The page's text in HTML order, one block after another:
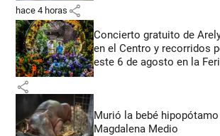
hace 4 horas share
Concierto gratuito de
en el Centro y recorridos
este 6 de agosto en la
share
Murió la bebé hipopótamo
Magdalena Medio